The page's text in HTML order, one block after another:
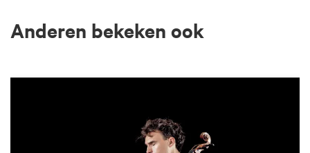
Anderen bekeken ook